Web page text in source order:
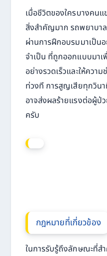
เมื่อชีวิตของใครบางคน
สิ่งสำคัญมาก รถพยาบา
ผ่านการฝึกอบรมมาเป็น
จำเป็น ที่ถูกออกแบบมาเ
อย่างรวดเร็วและให้ควา
ท่วงที การสูญเสียทุกวิน
อาจส่งผลร้ายแรงต่อผู้ป่
ครับ
กฎหมายที่เกี่ยวข้อง
ในการรับรู้ถึงลักษณะที่ส